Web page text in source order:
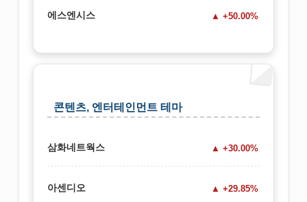
에스엔시스 +50.00%
콘텐츠, 엔터테인먼트 테마
삼화네트웍스 +30.00%
아센디오 +29.85%